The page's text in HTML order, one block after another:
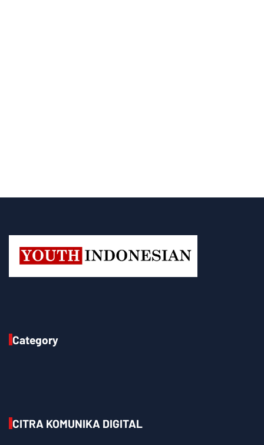
Category
CITRA KOMUNIKA DIGITAL